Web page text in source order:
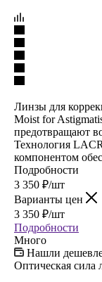
Линзы для
Moist for
предотвращают
Технология
компонентом
Подробности
3 350 ₽/шт
Варианты цен
3 350 ₽/шт
Подробности
Много
Нашли
Оптическая сила